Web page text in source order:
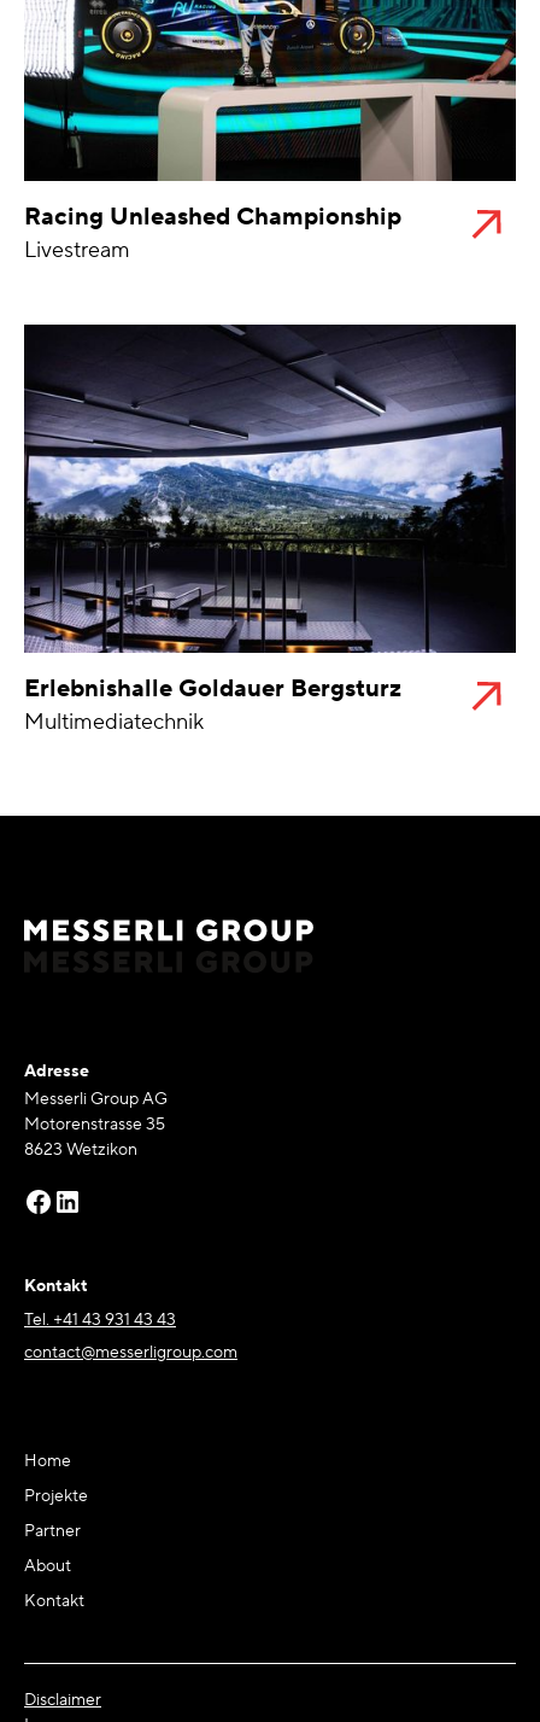
Racing Unleashed Championship
Livestream
Erlebnishalle Goldauer Bergsturz
Multimediatechnik
Adresse
Messerli Group AG
Motorenstrasse 35
8623 Wetzikon
Kontakt
Tel. +41 43 931 43 43
contact@messerligroup.com
Home
Projekte
Partner
About
Kontakt
Disclaimer